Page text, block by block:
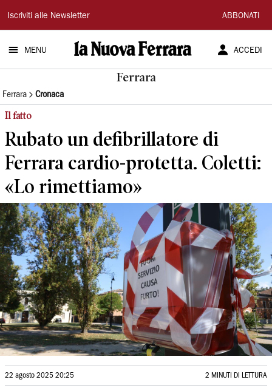
La
Nuova
Ferrara
Iscriviti alle Newsletter ABBONATI
MENU ACCEDI
Ferrara
Ferrara Cronaca
Il fatto
Rubato un defibrillatore di
Ferrara cardio-protetta. Coletti:
«Lo rimettiamo»
22 agosto 2025 20:25 2 MINUTI DI LETTURA